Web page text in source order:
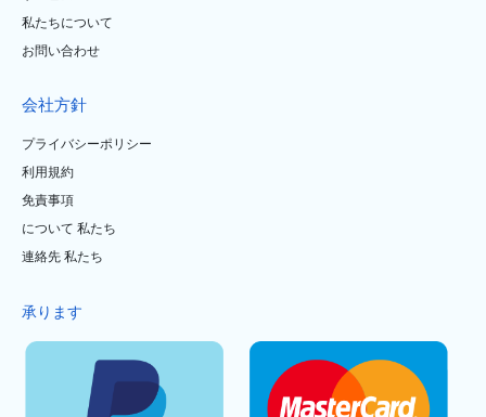
私たちについて
お問い合わせ
会社方針
プライバシーポリシー
利用規約
免責事項
について 私たち
連絡先 私たち
承ります